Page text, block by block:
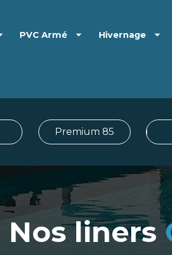
PVC Armé Hivernage
Premium 85
Nos liners